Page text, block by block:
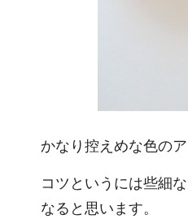
かなり控えめな色の
コツというには些細
なると思います。